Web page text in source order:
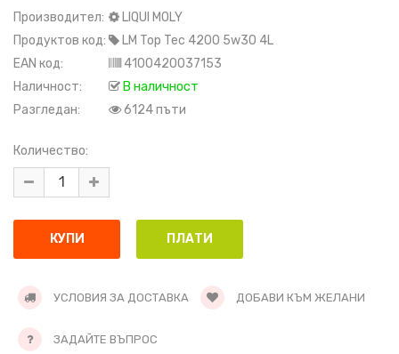
Производител:
LIQUI MOLY
Продуктов код:
LM Top Tec 4200 5w30 4L
EAN код:
4100420037153
Наличност:
В наличност
Разгледан:
6124 пъти
Количество:
УСЛОВИЯ ЗА ДОСТАВКА ДОБАВИ КЪМ ЖЕЛАНИ
ЗАДАЙТЕ ВЪПРОС